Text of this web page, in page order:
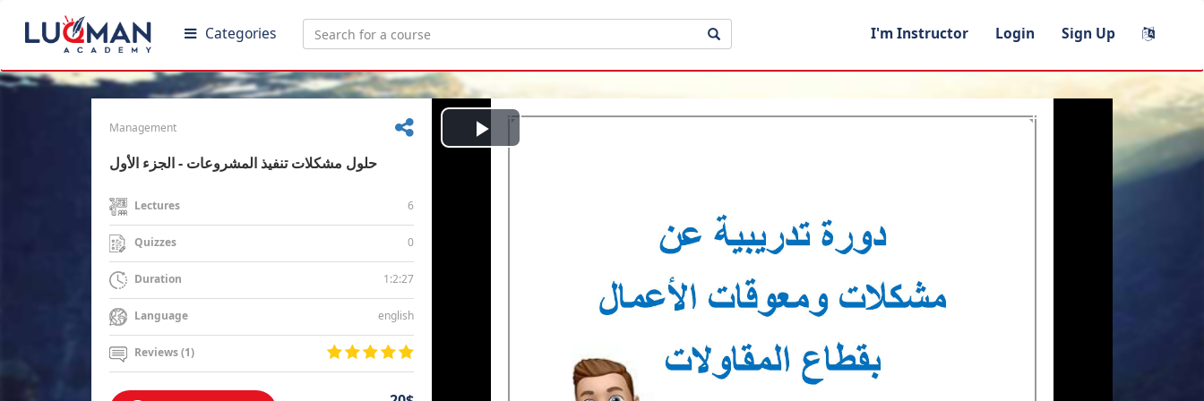
Categories I'm Instructor Login Sign Up
Management
حلول مشكلات تنفيذ المشروعات - الجزء الأول
Lectures 6
Quizzes 0
Duration 1:2:27
Language english
Reviews (1)
Play